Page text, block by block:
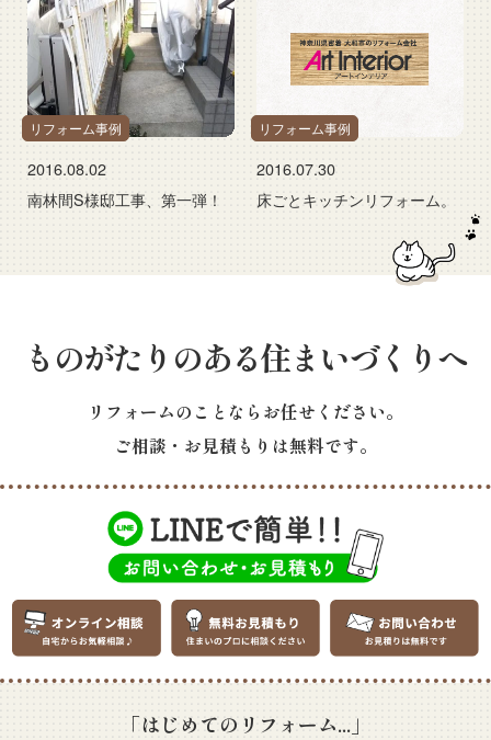
リフォーム事例
2016.08.02
南林間S様邸工事、第一弾！
リフォーム事例
2016.07.30
床ごとキッチンリフォーム。
ものがたりのある住まいづくりへ
リフォームのことならお任せください。
ご相談・お見積もりは無料です。
「はじめてのリフォーム...」